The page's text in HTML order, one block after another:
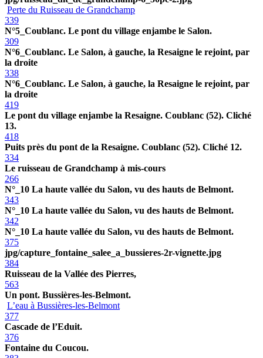
Perte du Ruisseau de Grandchamp
339
N°5_Coublanc. Le pont du village enjambe le Salon.
309
N°6_Coublanc. Le Salon, à gauche, la Resaigne le rejoint, par
la droite
338
N°6_Coublanc. Le Salon, à gauche, la Resaigne le rejoint, par
la droite
419
Le pont du village enjambe la Resaigne. Coublanc (52). Cliché
13.
418
Puits près du pont de la Resaigne. Coublanc (52). Cliché 12.
334
Le ruisseau de Grandchamp à mis-cours
266
N°_10 La haute vallée du Salon, vu des hauts de Belmont.
343
N°_10 La haute vallée du Salon, vu des hauts de Belmont.
342
N°_10 La haute vallée du Salon, vu des hauts de Belmont.
375
jpg/capture_fontaine_salee_a_bussieres-2r-vignette.jpg
384
Ruisseau de la Vallée des Pierres,
563
Un pont. Bussières-les-Belmont.
L’eau à Bussières-les-Belmont
377
Cascade de l’Eduit.
376
Fontaine du Coucou.